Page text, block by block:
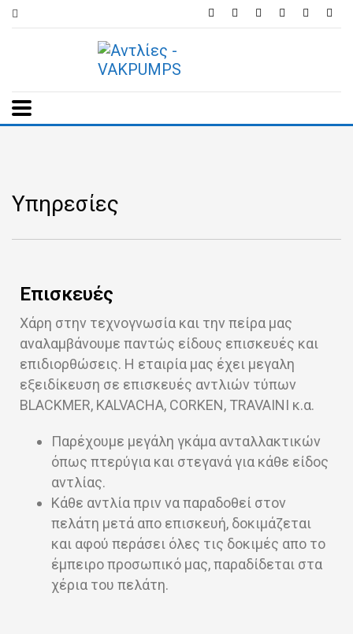
Υπηρεσίες
Επισκευές
Χάρη στην τεχνογνωσία και την πείρα μας
αναλαμβάνουμε παντώς είδους επισκευές και
επιδιορθώσεις. Η εταιρία μας έχει μεγαλη
εξειδίκευση σε επισκευές αντλιών τύπων
BLACKMER, KALVACHA, CORKEN, TRAVAINI κ.α.
Παρέχουμε μεγάλη γκάμα ανταλλακτικών
όπως πτερύγια και στεγανά για κάθε είδος
αντλίας.
Κάθε αντλία πριν να παραδοθεί στον
πελάτη μετά απο επισκευή, δοκιμάζεται
και αφού περάσει όλες τις δοκιμές απο το
έμπειρο προσωπικό μας, παραδίδεται στα
χέρια του πελάτη.